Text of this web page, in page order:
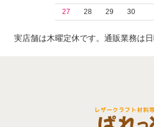
27
28 29 30
実店舗は木曜定休です。通販業務は日